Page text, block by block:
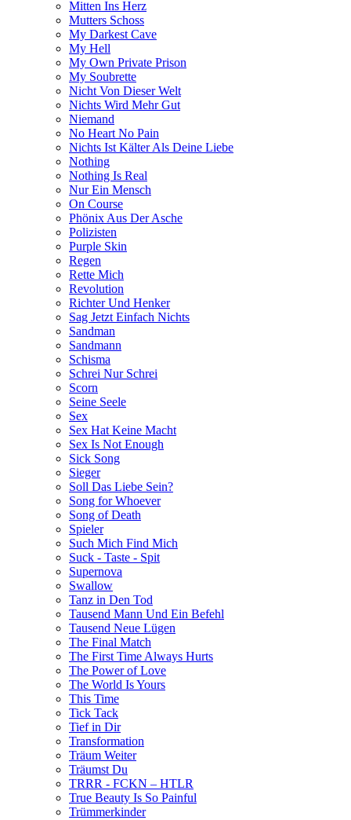
Mitten Ins Herz
Mutters Schoss
My Darkest Cave
My Hell
My Own Private Prison
My Soubrette
Nicht Von Dieser Welt
Nichts Wird Mehr Gut
Niemand
No Heart No Pain
Nichts Ist Kälter Als Deine Liebe
Nothing
Nothing Is Real
Nur Ein Mensch
On Course
Phönix Aus Der Asche
Polizisten
Purple Skin
Regen
Rette Mich
Revolution
Richter Und Henker
Sag Jetzt Einfach Nichts
Sandman
Sandmann
Schisma
Schrei Nur Schrei
Scorn
Seine Seele
Sex
Sex Hat Keine Macht
Sex Is Not Enough
Sick Song
Sieger
Soll Das Liebe Sein?
Song for Whoever
Song of Death
Spieler
Such Mich Find Mich
Suck - Taste - Spit
Supernova
Swallow
Tanz in Den Tod
Tausend Mann Und Ein Befehl
Tausend Neue Lügen
The Final Match
The First Time Always Hurts
The Power of Love
The World Is Yours
This Time
Tick Tack
Tief in Dir
Transformation
Träum Weiter
Träumst Du
TRRR - FCKN – HTLR
True Beauty Is So Painful
Trümmerkinder